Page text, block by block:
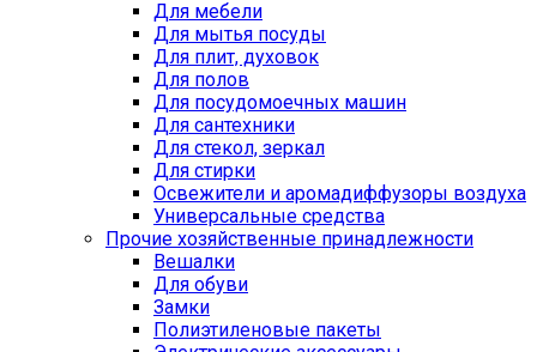
Для мебели
Для мытья посуды
Для плит, духовок
Для полов
Для посудомоечных машин
Для сантехники
Для стекол, зеркал
Для стирки
Освежители и аромадиффузоры воздуха
Универсальные средства
Прочие хозяйственные принадлежности
Вешалки
Для обуви
Замки
Полиэтиленовые пакеты